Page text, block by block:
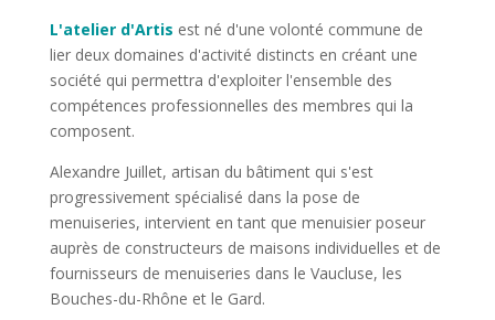
L'atelier d'Artis est né d'une volonté commune de
lier deux domaines d'activité distincts en créant une
société qui permettra d'exploiter l'ensemble des
compétences professionnelles des membres qui la
composent.
Alexandre Juillet, artisan du bâtiment qui s'est
progressivement spécialisé dans la pose de
menuiseries, intervient en tant que menuisier poseur
auprès de constructeurs de maisons individuelles et de
fournisseurs de menuiseries dans le Vaucluse, les
Bouches-du-Rhône et le Gard.